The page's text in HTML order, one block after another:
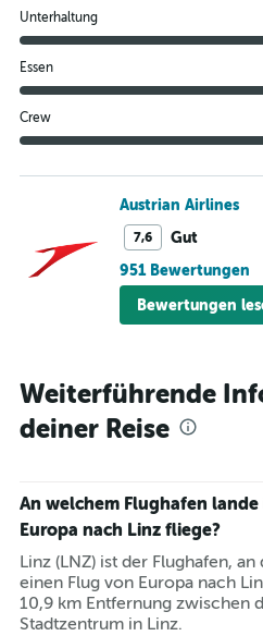
Unterhaltung
Essen
Crew
Austrian Airlines
7,6
Gut
951 Bewertungen
Bewertungen
Weiterführende
deiner Reise
An welchem Flughafen
Europa nach Linz fliege?
Linz (LNZ) ist der Flughafen,
einen Flug von Europa nach
10,9 km Entfernung zwischen
Stadtzentrum in Linz.